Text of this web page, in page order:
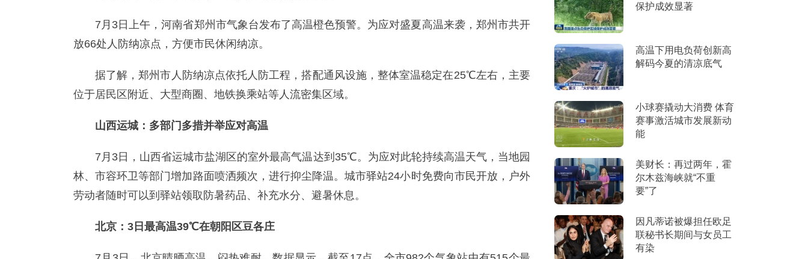
7月3日上午，河南省郑州市气象台发布了高温橙色预警。为应对盛夏高温来袭，郑州市共开
放66处人防纳凉点，方便市民休闲纳凉。
据了解，郑州市人防纳凉点依托人防工程，搭配通风设施，整体室温稳定在25℃左右，主要
位于居民区附近、大型商圈、地铁换乘站等人流密集区域。
山西运城：多部门多措并举应对高温
7月3日，山西省运城市盐湖区的室外最高气温达到35℃。为应对此轮持续高温天气，当地园
林、市容环卫等部门增加路面喷洒频次，进行抑尘降温。城市驿站24小时免费向市民开放，户外
劳动者随时可以到驿站领取防暑药品、补充水分、避暑休息。
北京：3日最高温39℃在朝阳区豆各庄
保护成效显著
高温下用电负荷创新高
解码今夏的清凉底气
小球赛撬动大消费 体育
赛事激活城市发展新动
能
美财长：再过两年，霍
尔木兹海峡就“不重
要”了
因凡蒂诺被爆担任欧足
联秘书长期间与女员工
有染